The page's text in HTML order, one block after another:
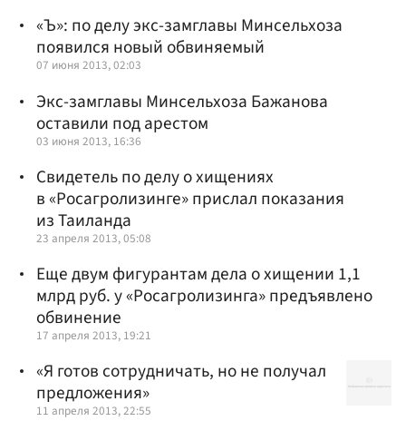
«Ъ»: по делу экс-замглавы Минсельхоза
появился новый обвиняемый
07 июня 2013, 02:03
Экс-замглавы Минсельхоза Бажанова
оставили под арестом
03 июня 2013, 16:36
Свидетель по делу о хищениях
в «Росагролизинге» прислал показания
из Таиланда
23 апреля 2013, 05:08
Еще двум фигурантам дела о хищении 1,1
млрд руб. у «Росагролизинга» предъявлено
обвинение
17 апреля 2013, 19:21
«Я готов сотрудничать, но не получал
предложения»
11 апреля 2013, 22:55